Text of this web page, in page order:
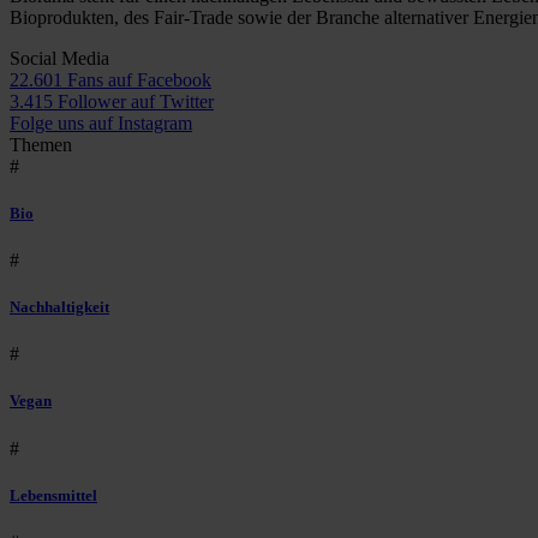
Bioprodukten, des Fair-Trade sowie der Branche alternativer
Social Media
22.601 Fans auf Facebook
3.415 Follower auf Twitter
Folge uns auf Instagram
Themen
#
Bio
#
Nachhaltigkeit
#
Vegan
#
Lebensmittel